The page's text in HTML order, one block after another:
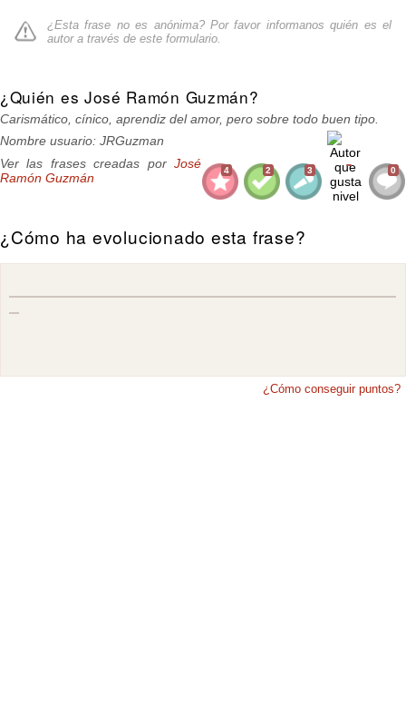
¿Esta frase no es anónima? Por favor informanos quién es el
autor a través de este formulario
¿Quién es José Ramón Guzmán?
Carismático, cínico, aprendiz del amor, pero sobre todo buen tipo.
4 2 3 0
Nombre usuario: JRGuzman
Ver las frases creadas por José
Ramón Guzmán
¿Cómo ha evolucionado esta frase?
¿Cómo conseguir puntos?